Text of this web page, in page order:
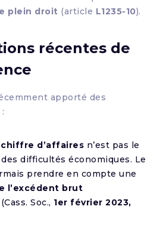
plein droit (article L1235-10).
récentes de
apporté des
d’affaires n’est pas le
difficultés économiques. Le
prendre en compte une
l’excédent brut
(Cass. Soc., 1er février 2023,